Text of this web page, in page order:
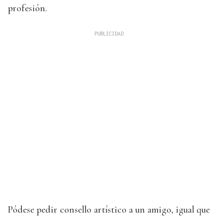
profesión.
Pódese pedir consello artístico a un amigo, igual que